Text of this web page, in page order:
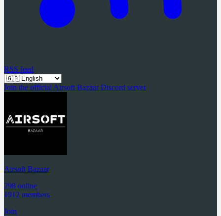
RSS feed
Join the official Airsoft Bazaar Discord server
Airsoft Bazaar
298 online
1912 members
Join